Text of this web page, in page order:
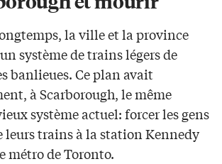
la ville et la province
système de trains légers de
banlieues. Ce plan avait
à Scarborough, le même
système actuel: forcer les gens
leurs trains à la station Kennedy
métro de Toronto.